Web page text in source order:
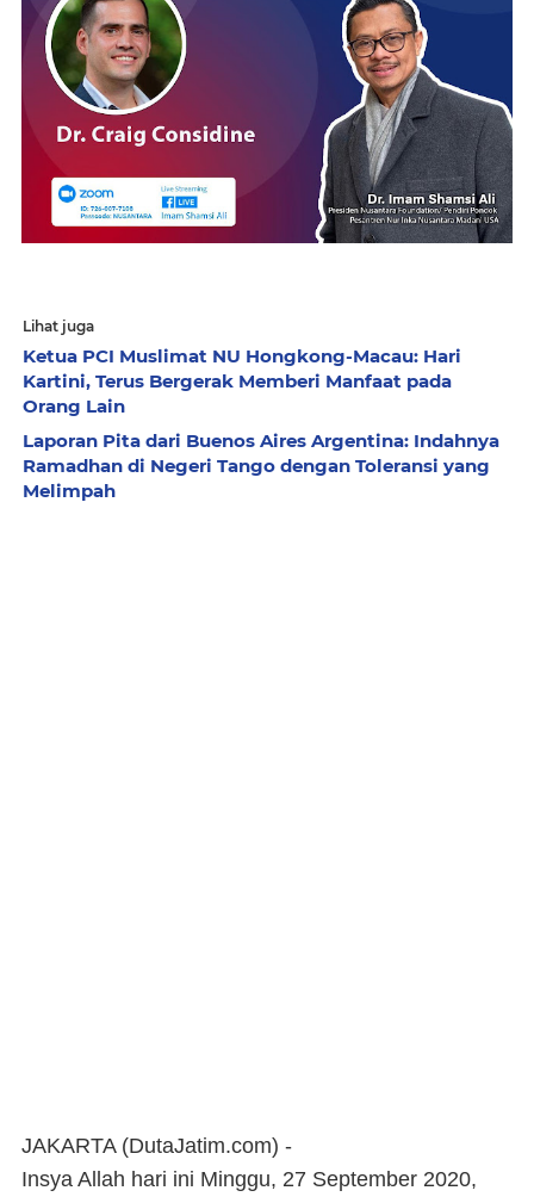
Lihat juga
Ketua PCI Muslimat NU Hongkong-Macau: Hari
Kartini, Terus Bergerak Memberi Manfaat pada
Orang Lain
Laporan Pita dari Buenos Aires Argentina: Indahnya
Ramadhan di Negeri Tango dengan Toleransi yang
Melimpah
JAKARTA (DutaJatim.com) -
Insya Allah hari ini Minggu, 27 September 2020,